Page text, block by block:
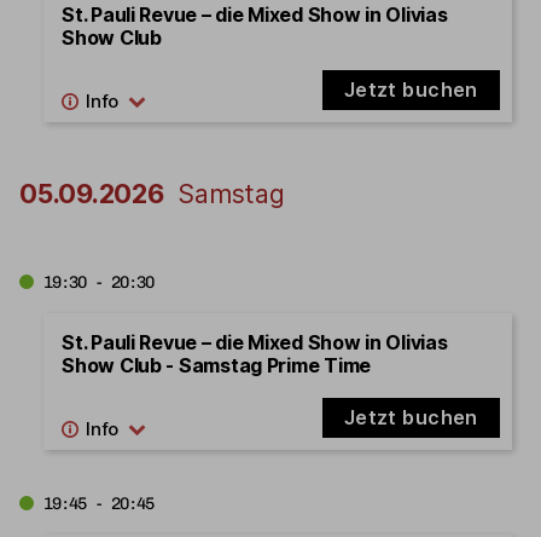
St. Pauli Revue – die Mixed Show in Olivias
Show Club
Jetzt buchen
05.09.2026 Samstag
19:30 - 20:30
St. Pauli Revue – die Mixed Show in Olivias
Show Club - Samstag Prime Time
Jetzt buchen
19:45 - 20:45